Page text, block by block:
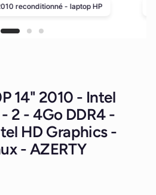
reconditionné - laptop HP
14" 2010 - Intel
2 - 4Go DDR4 -
HD Graphics -
- AZERTY